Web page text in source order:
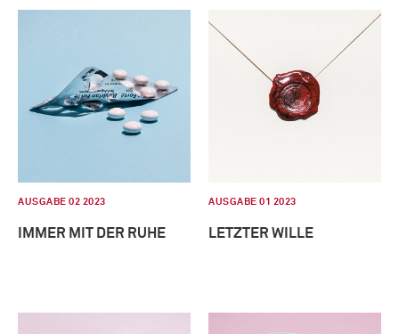
AUSGABE 02 2023
IMMER MIT DER RUHE
AUSGABE 01 2023
LETZTER WILLE